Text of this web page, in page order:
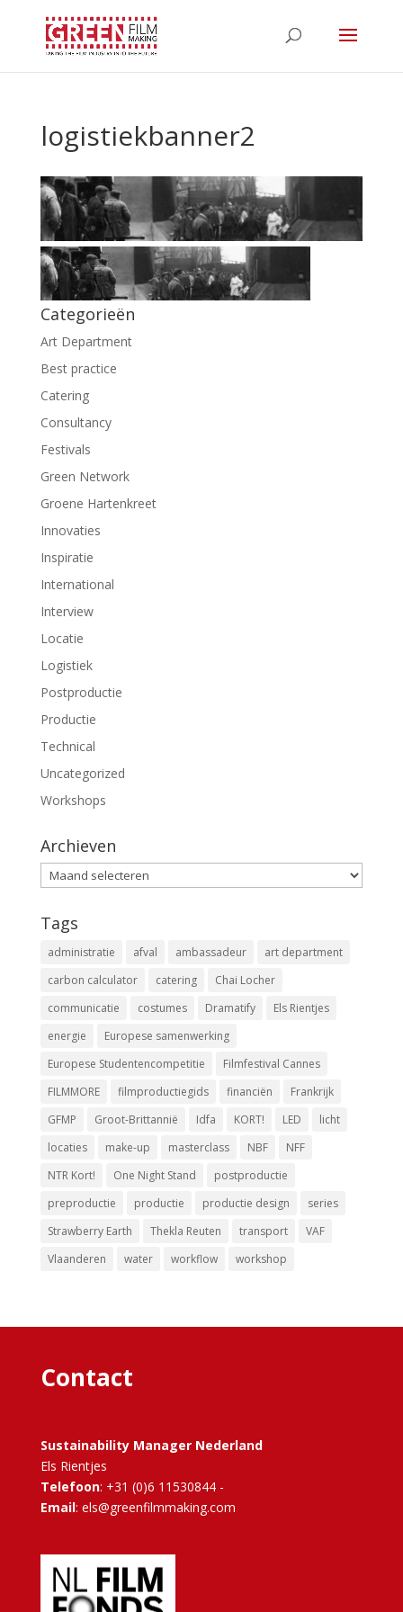
logistiekbanner2
Categorieën
Art Department
Best practice
Catering
Consultancy
Festivals
Green Network
Groene Hartenkreet
Innovaties
Inspiratie
International
Interview
Locatie
Logistiek
Postproductie
Productie
Technical
Uncategorized
Workshops
Archieven
Archieven
Tags
administratie afval ambassadeur
art department
carbon calculator
catering
Chai Locher
communicatie
costumes Dramatify
Els Rientjes
energie
Europese samenwerking
Europese Studentencompetitie
Filmfestival Cannes
FILMMORE
filmproductiegids financiën
Frankrijk
GFMP
Groot-Brittannië Idfa KORT! LED
licht
locaties
make-up masterclass NBF
NFF
NTR Kort!
One Night Stand
postproductie
preproductie
productie productie design
series
Strawberry Earth
Thekla Reuten transport
VAF
Vlaanderen
water workflow workshop
Contact
Sustainability Manager Nederland
Els Rientjes
Telefoon: +31 (0)6 11530844 -
Email: els@greenfilmmaking.com